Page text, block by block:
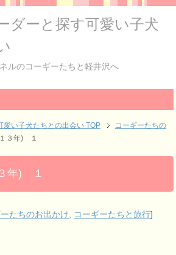
ダーと探す可愛い子犬
ルのコーギーたちと軽井沢へ
愛い子犬たちとの出会い TOP
コーギーたちの
３年) １
年) １
たちのお出かけ, コーギーたちと旅行]